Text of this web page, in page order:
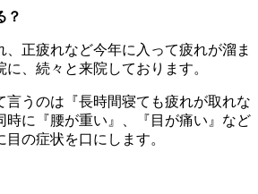
？
、正疲れなど今年に入って疲れが溜ま
、続々と来院しております。
言うのは『長時間寝ても疲れが取れな
時に『腰が重い』、『目が痛い』など
の症状を口にします。